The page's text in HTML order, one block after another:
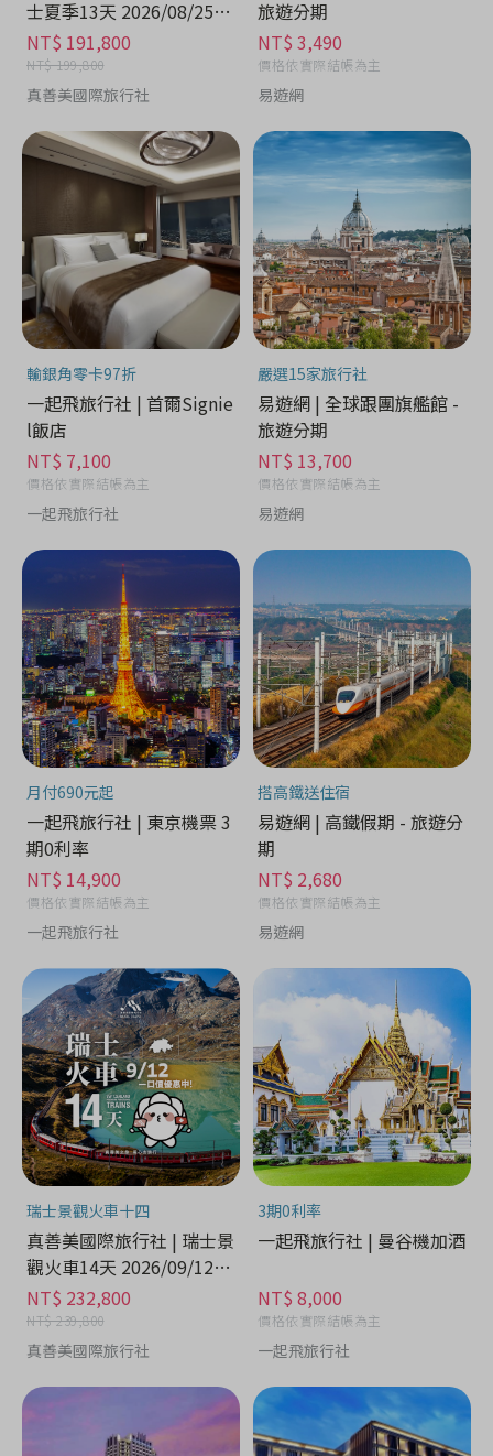
士夏季13天 2026/08/25出
發 - 住宿旅遊券分期
NT$ 191,800
NT$ 199,800
真善美國際旅行社
旅遊分期
NT$ 3,490
價格依實際結帳為主
易遊網
輸銀角零卡97折
一起飛旅行社 | 首爾Signie
l飯店
NT$ 7,100
價格依實際結帳為主
一起飛旅行社
嚴選15家旅行社
易遊網 | 全球跟團旗艦館 -
旅遊分期
NT$ 13,700
價格依實際結帳為主
易遊網
月付690元起
一起飛旅行社 | 東京機票 3
期0利率
NT$ 14,900
價格依實際結帳為主
一起飛旅行社
搭高鐵送住宿
易遊網 | 高鐵假期 - 旅遊分
期
NT$ 2,680
價格依實際結帳為主
易遊網
瑞士景觀火車十四
真善美國際旅行社 | 瑞士景
觀火車14天 2026/09/12出
發 - 娛樂休閒分期
NT$ 232,800
NT$ 239,800
真善美國際旅行社
3期0利率
一起飛旅行社 | 曼谷機加酒
NT$ 8,000
價格依實際結帳為主
一起飛旅行社